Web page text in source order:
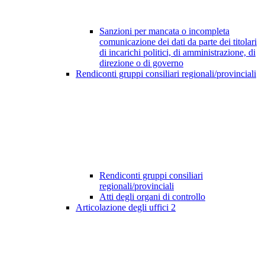
Sanzioni per mancata o incompleta
comunicazione dei dati da parte dei titolari
di incarichi politici, di amministrazione, di
direzione o di governo
Rendiconti gruppi consiliari regionali/provinciali
Rendiconti gruppi consiliari
regionali/provinciali
Atti degli organi di controllo
Articolazione degli uffici 2